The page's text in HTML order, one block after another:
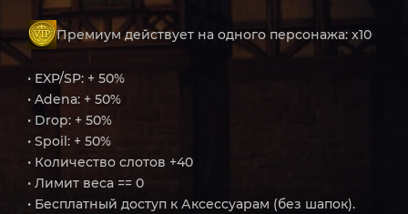
Премиум действует на одного персонажа: x10
• EXP/SP: + 50%
• Adena: + 50%
• Drop: + 50%
• Spoil: + 50%
• Количество слотов +40
• Лимит веса == 0
• Бесплатный доступ к Аксессуарам (без шапок).